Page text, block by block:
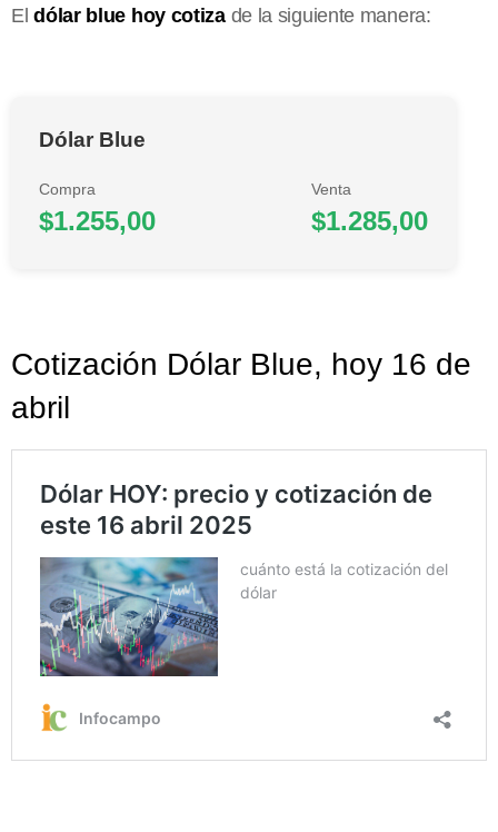
Eldólar blue hoy cotizade la siguiente manera:
Dólar Blue
Compra
$1.255,00
Venta
$1.285,00
Cotización Dólar Blue, hoy 16 de
abril